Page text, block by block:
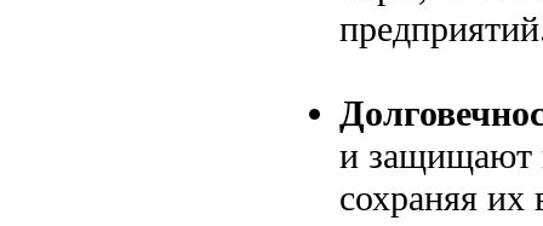
и защищают
сохраняя их